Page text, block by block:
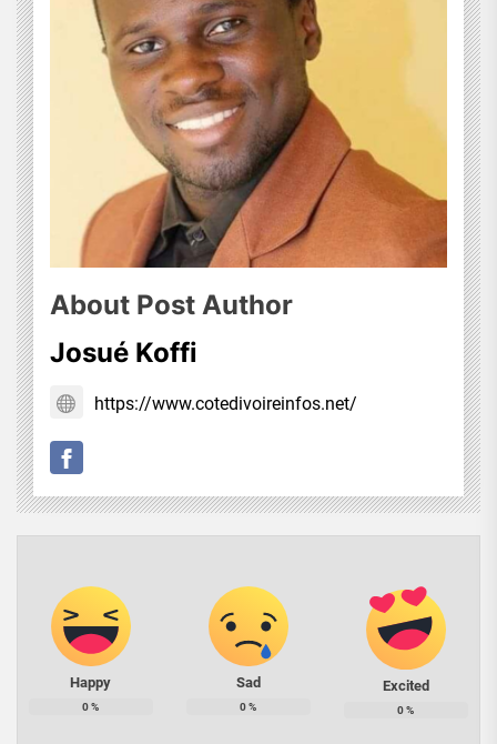
About Post Author
Josué Koffi
https://www.cotedivoireinfos.net/
Happy
0%
Sad
0%
Excited
0%